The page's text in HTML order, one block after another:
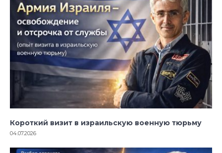
Короткий визит в израильскую военную тюрьму
04.07.2026